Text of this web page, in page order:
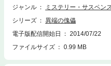
陰謀・Ｚ計画とは？ 長編伝奇推理
記者などを経て、1976年秋に『や
を、1980年には『黄色い牙』で第
ジャンル
ミステリー・サスペン
シリーズ
異端の傀儡
電子版配信開始日
2014/07/22
ファイルサイズ
0.99 MB